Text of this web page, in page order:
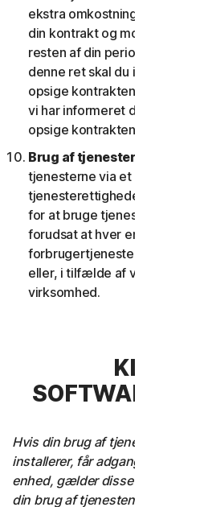
ekstra omkostninger; eller (ii)
din kontrakt og modtage en
resten af din periode med
denne ret skal du informere
opsige kontrakten inden for
vi har informeret dig om
opsige kontrakten.
Brug af tjenester over et
tjenesterne via et netværk,
tjenesterettigheder giver dig
for at bruge tjenesterne på
forudsat at hver enhed, der
forbrugertjenesterne, tilhører
eller, i tilfælde af
virksomhed.
Hvis din brug af tjenesten
installerer, får adgang til eller
enhed, gælder disse
din brug af tjenesten.